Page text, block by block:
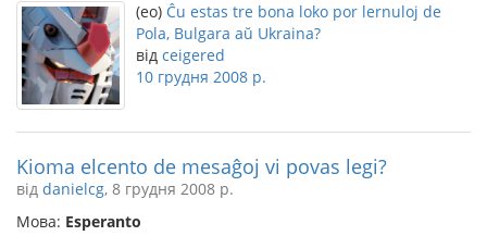
(eo) Ĉu estas tre bona loko por lernuloj de
Pola, Bulgara aŭ Ukraina?
від ceigered
10 грудня 2008 р.
Kioma elcento de mesaĝoj vi povas legi?
від danielcg, 8 грудня 2008 р.
Мова: Esperanto